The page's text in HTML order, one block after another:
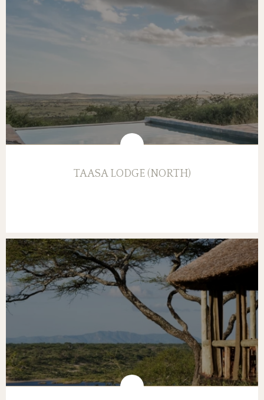
TAASA LODGE (NORTH)